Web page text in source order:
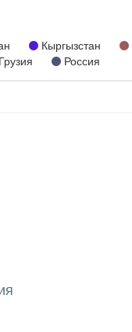
Кыргызстан
Грузия Россия